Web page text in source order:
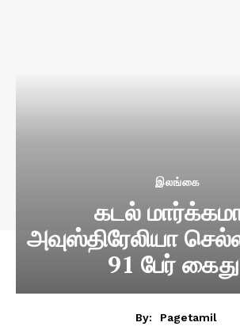
இலங்கை
கடல்
அவுஸ்திரேலியா
91 பேர்
By:
Pagetamil